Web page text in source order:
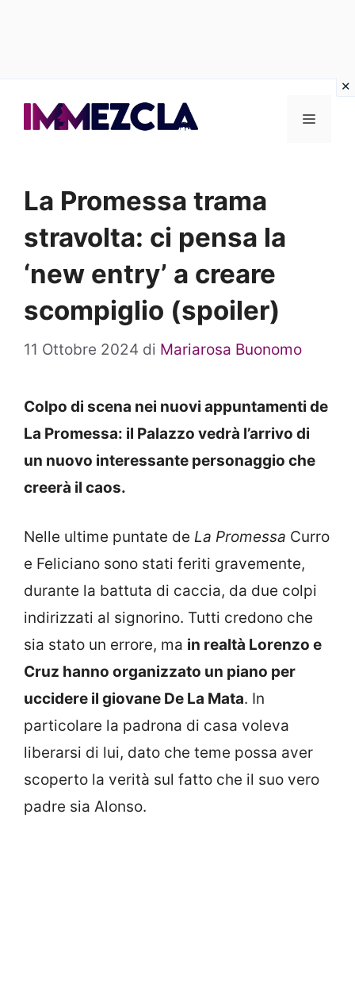
Menu
La Promessa trama
stravolta: ci pensa la
‘new entry’ a creare
scompiglio (spoiler)
11 Ottobre 2024 di Mariarosa Buonomo
Colpo di scena nei nuovi appuntamenti de
La Promessa: il Palazzo vedrà l’arrivo di
un nuovo interessante personaggio che
creerà il caos.
Nelle ultime puntate de La Promessa Curro
e Feliciano sono stati feriti gravemente,
durante la battuta di caccia, da due colpi
indirizzati al signorino. Tutti credono che
sia stato un errore, ma in realtà Lorenzo e
Cruz hanno organizzato un piano per
uccidere il giovane De La Mata. In
particolare la padrona di casa voleva
liberarsi di lui, dato che teme possa aver
scoperto la verità sul fatto che il suo vero
padre sia Alonso.